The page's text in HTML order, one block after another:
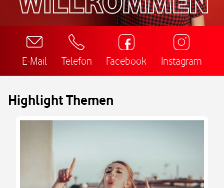
E-Mail Telefon Facebook Instagram
Highlight Themen